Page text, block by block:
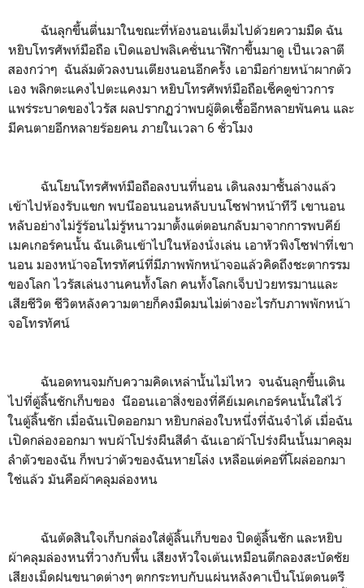
ฉันลุกขึ้นตื่นมาในขณะที่ห้องนอนเต็มไปด้วยความมืด ฉัน
หยิบโทรศัพท์มือถือ เปิดแอปพลิเคชั่นนาฬิกาขึ้นมาดู เป็นเวลาตี
สองกว่าๆ ฉันล้มตัวลงบนเตียงนอนอีกครั้ง เอามือก่ายหน้าผากตัว
เอง พลิกตะแคงไปตะแคงมา หยิบโทรศัพท์มือถือเช็คดูข่าวการ
แพร่ระบาดของไวรัส ผลปรากฏว่าพบผู้ติดเชื้ออีกหลายพันคน และ
มีคนตายอีกหลายร้อยคน ภายในเวลา 6 ชั่วโมง
ฉันโยนโทรศัพท์มือถือลงบนที่นอน เดินลงมาชั้นล่างแล้ว
เข้าไปห้องรับแขก พบนีออนนอนหลับบนโซฟาหน้าทีวี เขานอน
หลับอย่างไม่รู้ร้อนไม่รู้หนาวมาตั้งแต่ตอนกลับมาจากการพบคีย์
เมคเกอร์คนนั้น ฉันเดินเข้าไปในห้องนั่งเล่น เอาหัวพิงโซฟาที่เขา
นอน มองหน้าจอโทรทัศน์ที่มีภาพพักหน้าจอแล้วคิดถึงชะตากรรม
ของโลก ไวรัสเล่นงานคนทั้งโลก คนทั้งโลกเจ็บป่วยทรมานและ
เสียชีวิต ชีวิตหลังความตายก็คงมืดมนไม่ต่างอะไรกับภาพพักหน้า
จอโทรทัศน์
ฉันอดทนจมกับความคิดเหล่านั้นไม่ไหว จนฉันลุกขึ้นเดิน
ไปที่ตู้ลิ้นชักเก็บของ นีออนเอาสิ่งของที่คีย์เมคเกอร์คนนั้นใส่ไว้
ในตู้ลิ้นชัก เมื่อฉันเปิดออกมา หยิบกล่องใบหนึ่งที่ฉันจำได้ เมื่อฉัน
เปิดกล่องออกมา พบผ้าโปร่งผืนสีดำ ฉันเอาผ้าโปร่งผืนนั้นมาคลุม
ลำตัวของฉัน ก็พบว่าตัวของฉันหายโล่ง เหลือแต่คอที่โผล่ออกมา
ใช่แล้ว มันคือผ้าคลุมล่องหน
ฉันตัดสินใจเก็บกล่องใส่ตู้ลิ้นเก็บของ ปิดตู้ลิ้นชัก และหยิบ
ผ้าคลุมล่องหนที่วางกับพื้น เสียงหัวใจเต้นเหมือนตีกลองสะบัดชัย
เสียงเม็ดฝนขนาดต่างๆ ตกกระทบกับแผ่นหลังคาเป็นโน้ตดนตรี